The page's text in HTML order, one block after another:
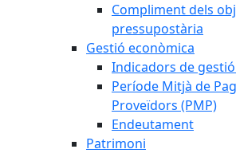
Compliment dels
pressupostària
Gestió econòmica
Indicadors de
Període Mitjà de
Proveïdors (PMP)
Endeutament
Patrimoni